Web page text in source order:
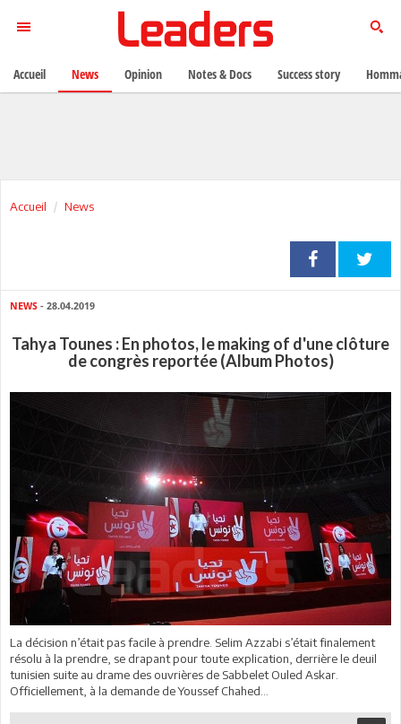
Accueil News
NEWS - 28.04.2019
Tahya Tounes : En photos, le making of d'une clôture
de congrès reportée (Album Photos)
La décision n’était pas facile à prendre. Selim Azzabi s’était finalement
résolu à la prendre, se drapant pour toute explication, derrière le deuil
tunisien suite au drame des ouvrières de Sabbelet Ouled Askar.
Officiellement, à la demande de Youssef Chahed...
Accueil News Opinion Notes & Docs Success story